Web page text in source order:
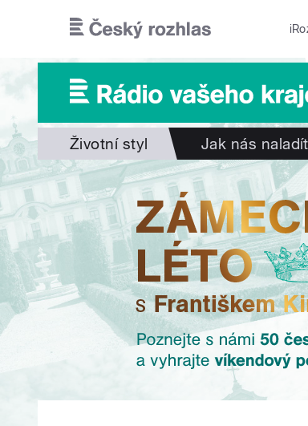
Životní styl Jak nás